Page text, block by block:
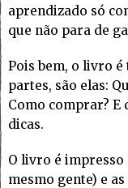
aprendizado só
que não para de
Pois bem, o livro
partes, são elas:
Como comprar? E
dicas.
O livro é impresso
mesmo gente) e